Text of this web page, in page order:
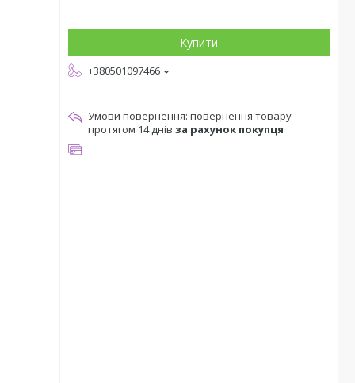
Купити
+380501097466
повернення товару
протягом 14 днів за рахунок покупця